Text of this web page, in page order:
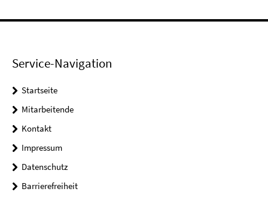
Service-Navigation
Startseite
Mitarbeitende
Kontakt
Impressum
Datenschutz
Barrierefreiheit